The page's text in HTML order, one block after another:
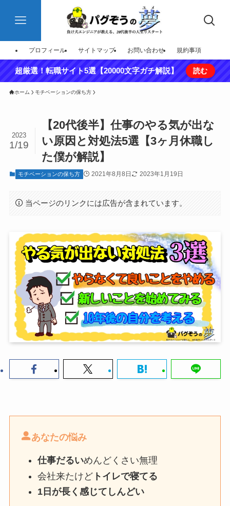
プロフィール サイトマップ お問い合わせ 規約事項
超厳選！転職サイト5選【20000文字ガチ解説】 読む
ホーム モチベーションの保ち方
【20代後半】仕事のやる気が出な
い原因と対処法5選【3ヶ月休職し
た僕が解説】
2023
1/19
モチベーションの保ち方 2021年8月8日 2023年1月19日
当ページのリンクには広告が含まれています。
あなたの悩み
仕事だるいめんどくさい無理
会社来たけどトイレで寝てる
1日が長く感じてしんどい